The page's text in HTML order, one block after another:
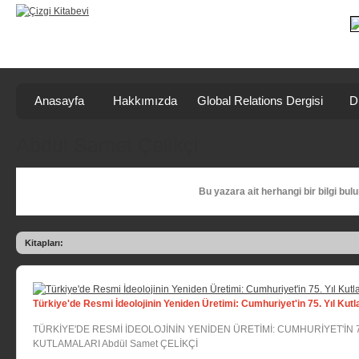
Anasayfa Hakkımızda Global Relations Dergisi
Bu yazara ait herhangi bir bilgi
Kitapları:
Türkiye'de Resmi İdeolojinin Yeniden Üretimi: Cumhuriyet'in 75. Yıl
TÜRKİYE'DE RESMİ İDEOLOJİNİN YENİDEN ÜRETİMİ: CUMHURİYET'İN
KUTLAMALARI Abdül Samet ÇELİKÇİ